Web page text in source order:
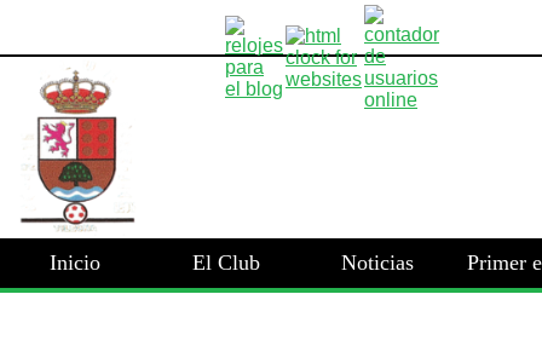
Inicio El Club Noticias Primer